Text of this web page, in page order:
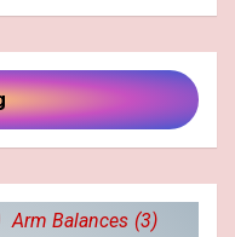
Arm Balances (3)